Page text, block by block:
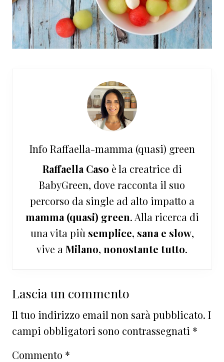
Info Raffaella-mamma (quasi) green
Raffaella Caso è la creatrice di
BabyGreen, dove racconta il suo
percorso da single ad alto impatto a
mamma (quasi) green. Alla ricerca di
una vita più semplice, sana e slow,
vive a Milano, nonostante tutto.
Interazioni
del
lettore
Lascia un commento
Il tuo indirizzo email non sarà pubblicato. I
campi obbligatori sono contrassegnati *
Commento *